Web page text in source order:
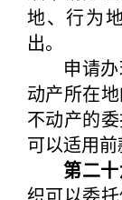
地、行为
出。
申请办
动产所在
不动产的
可以适用前
第二